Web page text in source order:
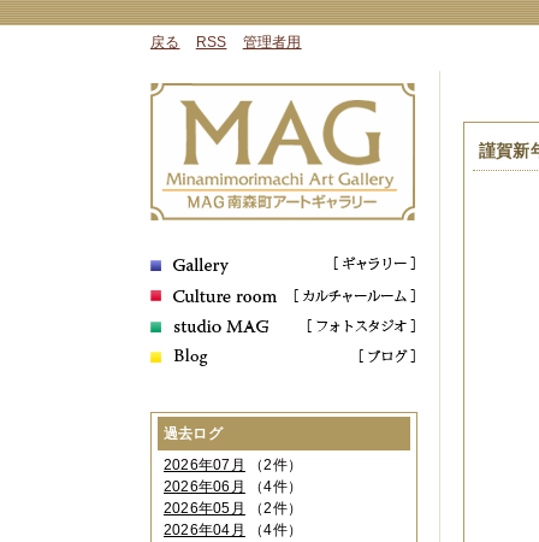
戻る RSS 管理者用
謹賀新
過去ログ
2026年07月
（2件）
2026年06月
（4件）
2026年05月
（2件）
2026年04月
（4件）